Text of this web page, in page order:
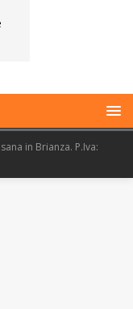
in Brianza. P.Iva: